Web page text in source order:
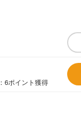
：6ポイント獲得